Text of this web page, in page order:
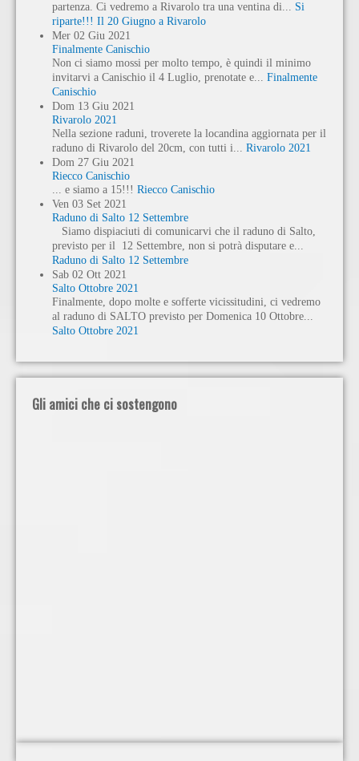
partenza. Ci vedremo a Rivarolo tra una ventina di... Si
riparte!!! Il 20 Giugno a Rivarolo
Mer 02 Giu 2021
Finalmente Canischio
Non ci siamo mossi per molto tempo, è quindi il minimo
invitarvi a Canischio il 4 Luglio, prenotate e... Finalmente
Canischio
Dom 13 Giu 2021
Rivarolo 2021
Nella sezione raduni, troverete la locandina aggiornata per il
raduno di Rivarolo del 20cm, con tutti i... Rivarolo 2021
Dom 27 Giu 2021
Riecco Canischio
... e siamo a 15!!! Riecco Canischio
Ven 03 Set 2021
Raduno di Salto 12 Settembre
Siamo dispiaciuti di comunicarvi che il raduno di Salto,
previsto per il 12 Settembre, non si potrà disputare e...
Raduno di Salto 12 Settembre
Sab 02 Ott 2021
Salto Ottobre 2021
Finalmente, dopo molte e sofferte vicissitudini, ci vedremo
al raduno di SALTO previsto per Domenica 10 Ottobre...
Salto Ottobre 2021
Gli amici che ci sostengono